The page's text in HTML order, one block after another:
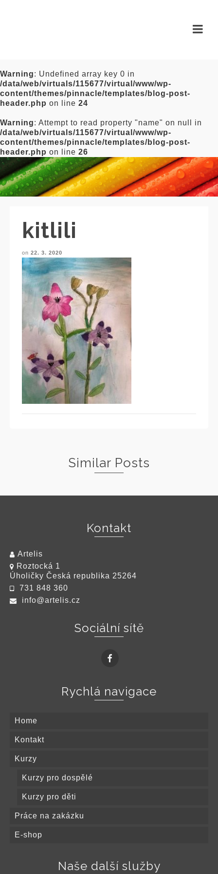
Warning: Undefined array key 0 in
/data/web/virtuals/115677/virtual/www/wp-
content/themes/pinnacle/templates/blog-post-
header.php on line 24
Warning: Attempt to read property "name" on null in
/data/web/virtuals/115677/virtual/www/wp-
content/themes/pinnacle/templates/blog-post-
header.php on line 26
kitlili
on 22. 3. 2020
Similar Posts
Malování s Eliškou I. – Město (video)
malé děti, kterým mohou pomáhat rodiče,...
Kontakt
Artelis
Roztocká 1
Úholičky Česká republika 25264
731 848 360
info@artelis.cz
Sociální sítě
Rychlá navigace
Home
Kontakt
Kurzy
Kurzy pro dospělé
Kurzy pro děti
Práce na zakázku
E-shop
Naše další služby